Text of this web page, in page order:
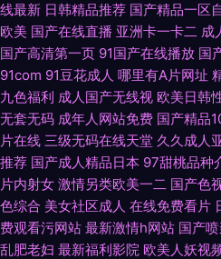
线最新 日韩精品推荐 国产精品一区
欧美 国产在线直播 亚洲卡一卡二 成
国产高清第一页 91国产在线播放 国
91com 91豆花成人 哪里有A片网址
九色福利 成人国产无线视 欧美日韩
无套无码 成年人网站免费 国产精品
片在线 三级无码在线天堂 久久成人
推荐 国产成人精品日本 97甜桃品种
片内射女 激情另类欧美一二 国产色
色综合 美女社区成人 在线免费看片
费观看污网站 最新激情h网站 国产
乱肥老妇 最新福利影院 欧美人妖视